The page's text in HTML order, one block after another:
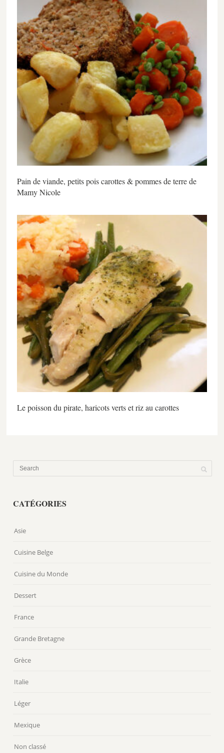
Pain de viande, petits pois carottes & pommes de terre de
Mamy Nicole
Le poisson du pirate, haricots verts et riz au carottes
CATÉGORIES
Asie
Cuisine Belge
Cuisine du Monde
Dessert
France
Grande Bretagne
Grèce
Italie
Léger
Mexique
Non classé